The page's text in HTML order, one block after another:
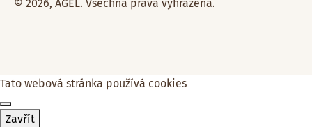
© 2026, AGEL. Všechna práva vyhrazena.
Tato webová stránka používá cookies
Zavřít